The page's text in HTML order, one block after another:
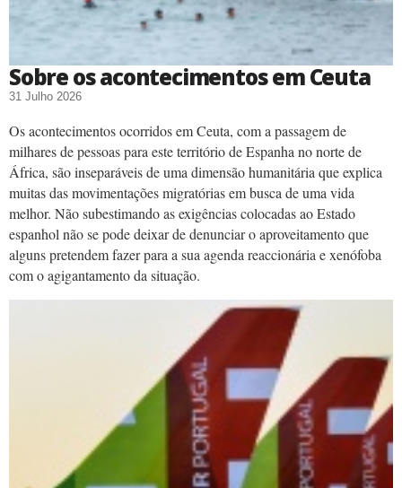
Sobre os acontecimentos em Ceuta
31 Julho 2026
Os acontecimentos ocorridos em Ceuta, com a passagem de
milhares de pessoas para este território de Espanha no norte de
África, são inseparáveis de uma dimensão humanitária que explica
muitas das movimentações migratórias em busca de uma vida
melhor. Não subestimando as exigências colocadas ao Estado
espanhol não se pode deixar de denunciar o aproveitamento que
alguns pretendem fazer para a sua agenda reaccionária e xenófoba
com o agigantamento da situação.